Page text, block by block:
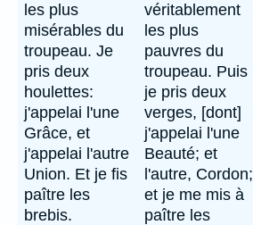
les plus
misérables du
troupeau. Je
pris deux
houlettes:
j'appelai l'une
Grâce, et
j'appelai l'autre
Union. Et je fis
paître les
brebis.
véritablement
les plus
pauvres du
troupeau. Puis
je pris deux
verges, [dont]
j'appelai l'une
Beauté; et
l'autre, Cordon;
et je me mis à
paître les